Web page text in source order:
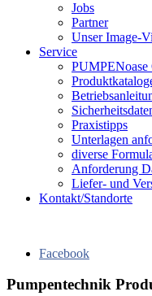
Jobs
Partner
Unser Image-
Service
Praxistipps
Unterlagen
diverse
Anforderung
Liefer- und
Kontakt/Standorte
Facebook
Pumpentechnik